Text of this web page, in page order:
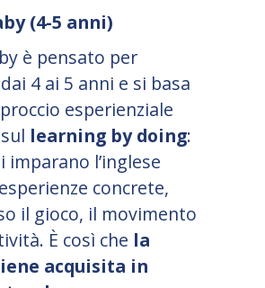
(4-5 anni)
è pensato per
4 ai 5 anni e si basa
esperienziale
learning by doing:
imparano l’inglese
concrete,
il gioco, il movimento
È così che la
acquisita in